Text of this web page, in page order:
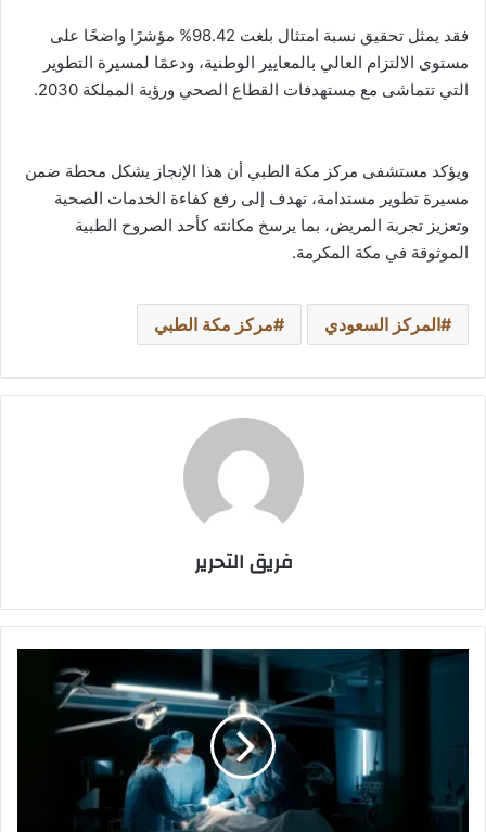
فقد يمثل تحقيق نسبة امتثال بلغت 98.42% مؤشرًا واضحًا على
مستوى الالتزام العالي بالمعايير الوطنية، ودعمًا لمسيرة التطوير
التي تتماشى مع مستهدفات القطاع الصحي ورؤية المملكة 2030.
ويؤكد مستشفى مركز مكة الطبي أن هذا الإنجاز يشكل محطة ضمن
مسيرة تطوير مستدامة، تهدف إلى رفع كفاءة الخدمات الصحية
وتعزيز تجربة المريض، بما يرسخ مكانته كأحد الصروح الطبية
الموثوقة في مكة المكرمة.
المركز السعودي مركز مكة الطبي
فريق التحرير
بعد
العودة
إلى